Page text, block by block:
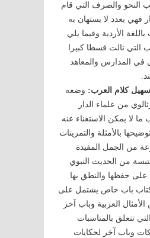
النحو والصرف التي قام
فهي بعدد لا يستهان به
الأردية وفيما يلي
التي نالت قسطا كبيرا
في المدارس والمعاهد
كلام العرب: وضعه
من علماء الدار
ما لا يمكن الاستغناء عنه
بالأمثلة والتمرينات
من الجمل المفيدة
من الحديث النبوي
على حفظها والنطق بها
باب خاص يشتمل على
العربية وباب آخر
تتعلق بالمناسبات
وباب آخر لحكايات